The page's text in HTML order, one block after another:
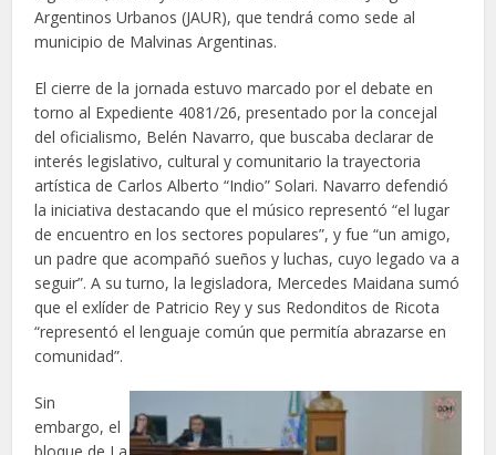
Argentinos Urbanos (JAUR), que tendrá como sede al
municipio de Malvinas Argentinas.
El cierre de la jornada estuvo marcado por el debate en
torno al Expediente 4081/26, presentado por la concejal
del oficialismo, Belén Navarro, que buscaba declarar de
interés legislativo, cultural y comunitario la trayectoria
artística de Carlos Alberto “Indio” Solari. Navarro defendió
la iniciativa destacando que el músico representó “el lugar
de encuentro en los sectores populares”, y fue “un amigo,
un padre que acompañó sueños y luchas, cuyo legado va a
seguir”. A su turno, la legisladora, Mercedes Maidana sumó
que el exlíder de Patricio Rey y sus Redonditos de Ricota
“representó el lenguaje común que permitía abrazarse en
comunidad”.
Sin
embargo, el